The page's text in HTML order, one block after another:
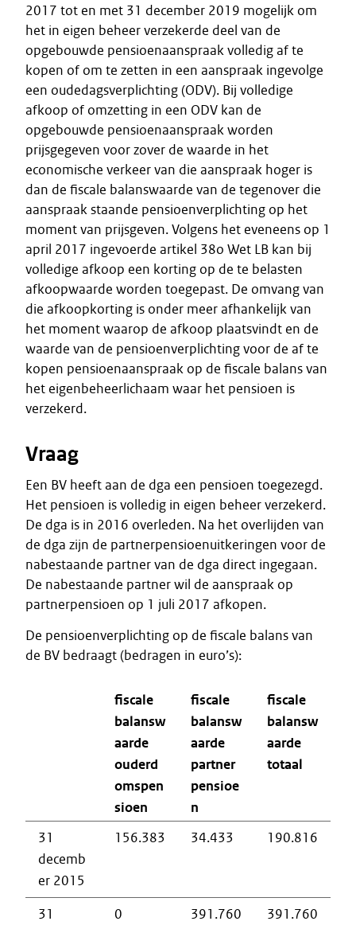
2017 tot en met 31 december 2019 mogelijk om
het in eigen beheer verzekerde deel van de
opgebouwde pensioenaanspraak volledig af te
kopen of om te zetten in een aanspraak ingevolge
een oudedagsverplichting (ODV). Bij volledige
afkoop of omzetting in een ODV kan de
opgebouwde pensioenaanspraak worden
prijsgegeven voor zover de waarde in het
economische verkeer van die aanspraak hoger is
dan de fiscale balanswaarde van de tegenover die
aanspraak staande pensioenverplichting op het
moment van prijsgeven. Volgens het eveneens op 1
april 2017 ingevoerde artikel 38o Wet LB kan bij
volledige afkoop een korting op de te belasten
afkoopwaarde worden toegepast. De omvang van
die afkoopkorting is onder meer afhankelijk van
het moment waarop de afkoop plaatsvindt en de
waarde van de pensioenverplichting voor de af te
kopen pensioenaanspraak op de fiscale balans van
het eigenbeheerlichaam waar het pensioen is
verzekerd.
Vraag
Een BV heeft aan de dga een pensioen toegezegd.
Het pensioen is volledig in eigen beheer verzekerd.
De dga is in 2016 overleden. Na het overlijden van
de dga zijn de partnerpensioenuitkeringen voor de
nabestaande partner van de dga direct ingegaan.
De nabestaande partner wil de aanspraak op
partnerpensioen op 1 juli 2017 afkopen.
De pensioenverplichting op de fiscale balans van
de BV bedraagt (bedragen in euro’s):
fiscale
balansw
aarde
ouderd
omspen
sioen
fiscale
balansw
aarde
partner
pensioe
n
fiscale
balansw
aarde
totaal
31
decemb
er 2015
156.383 34.433 190.816
31
0 391.760 391.760